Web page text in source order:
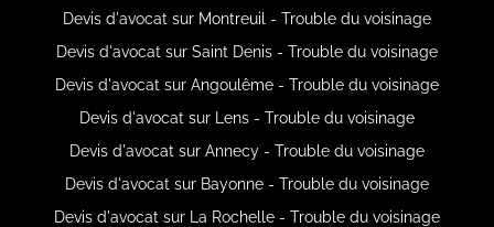
Devis d'avocat sur Montreuil - Trouble du voisinage
Devis d'avocat sur Saint Denis - Trouble du voisinage
Devis d'avocat sur Angoulême - Trouble du voisinage
Devis d'avocat sur Lens - Trouble du voisinage
Devis d'avocat sur Annecy - Trouble du voisinage
Devis d'avocat sur Bayonne - Trouble du voisinage
Devis d'avocat sur La Rochelle - Trouble du voisinage